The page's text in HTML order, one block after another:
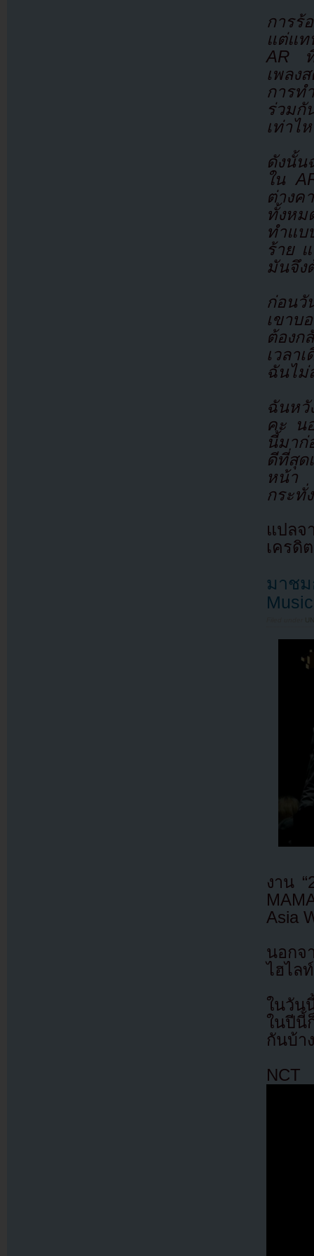
การร้
แต่แ
AR ที่
เพลง
การท
ร่วมกั
เท่าไ
ดังนั้น
ใน
ต่างค
ทั้งหม
ทำแบ
ร้าย
มันจึง
ก่อนวั
เขาบ
ต้องก
เวลา
ฉันไม่
ฉันหวั
คะ น
นี้มาก่
ดีที่สุด
หน้า
กระทั่
แปลจ
เครดิ
มาชม
งาน
Asia
นอก
ไฮไล
ในวัน
ในปีนี้
กันบ้าง
NCT